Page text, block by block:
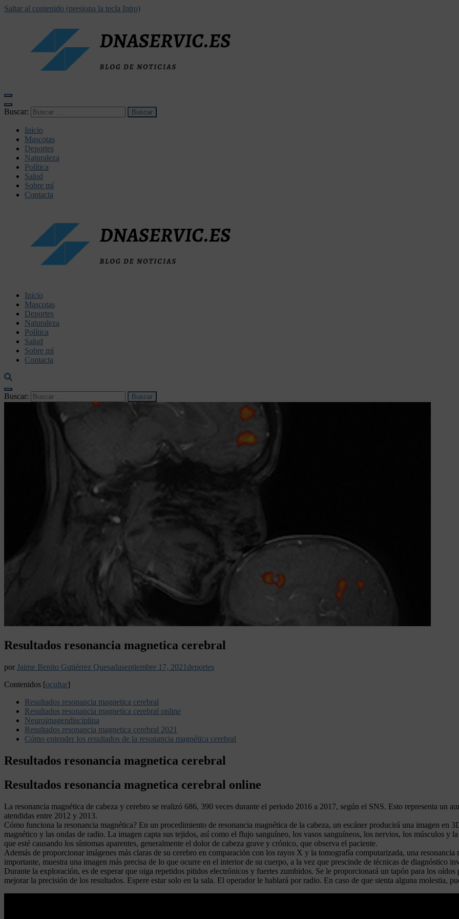
Saltar al contenido (presiona la tecla Intro)
Buscar:
Inicio
Mascotas
Deportes
Naturaleza
Política
Salud
Sobre mí
Contacta
dnaservic.es
Inicio
Mascotas
Deportes
Naturaleza
Política
Salud
Sobre mí
Contacta
Buscar:
Resultados resonancia magnetica cerebral
por Jaime Benito Gutiérrez Quesadaseptiembre 17, 2021 deportes
Contenidos [ocultar]
Resultados resonancia magnetica cerebral
Resultados resonancia magnetica cerebral online
Neuroimagendisciplina
Resultados resonancia magnetica cerebral 2021
Cómo entender los resultados de la resonancia magnética cerebral
Resultados resonancia magnetica cerebral
Resultados resonancia magnetica cerebral online
La resonancia magnética de cabeza y cerebro se realizó 686, 390 veces durante el periodo 2016 a 2017, según el SNS. Esto representa un
atendidas entre 2012 y 2013.
Cómo funciona la resonancia magnética? En un procedimiento de resonancia magnética de la cabeza, un escáner producirá una imagen en
magnético y las ondas de radio. La imagen capta sus tejidos, así como el flujo sanguíneo, los vasos sanguíneos, los nervios, los músculos y
que esté causando los síntomas aparentes, generalmente el dolor de cabeza grave y crónico, que observa el paciente.
Además de proporcionar imágenes más claras de su cerebro en comparación con los rayos X y la tomografía computarizada, una
importante, muestra una imagen más precisa de lo que ocurre en el interior de su cuerpo, a la vez que prescinde de técnicas de diagnóstico
Durante la exploración, es de esperar que oiga repetidos pitidos electrónicos y fuertes zumbidos. Se le proporcionará un tapón para los
mejorar la precisión de los resultados. Espere estar solo en la sala. El operador le hablará por radio. En caso de que sienta alguna molestia,